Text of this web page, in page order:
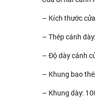
– Kích thước
– Thép cánh
– Độ dày cánh
– Khung bao
– Khung dày: